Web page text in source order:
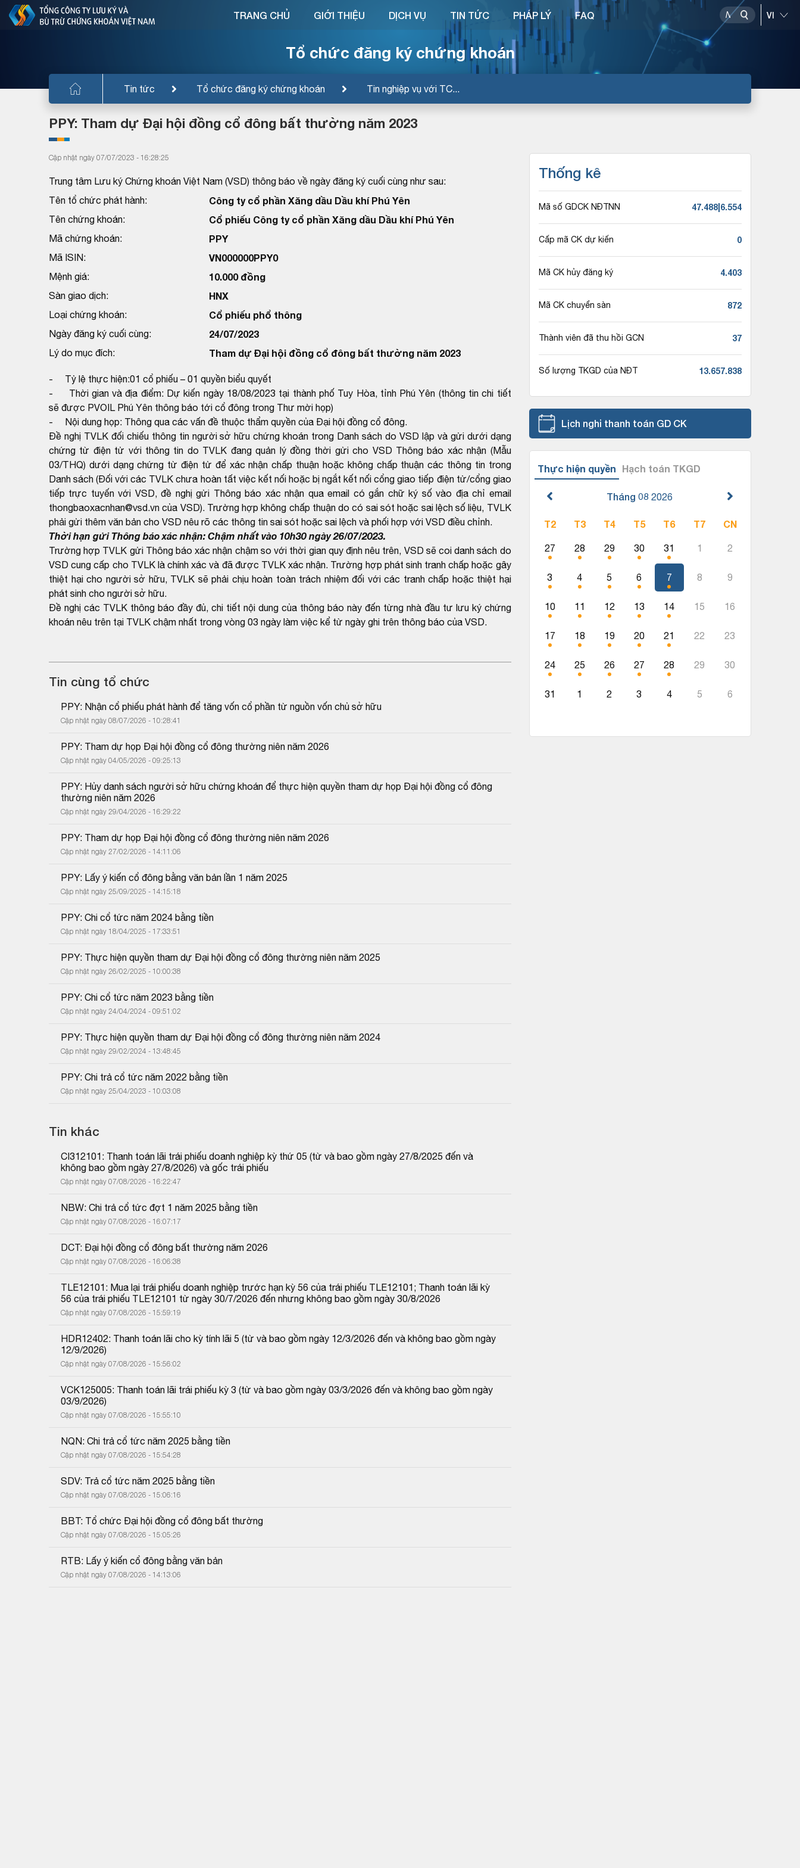
Tổ chức đăng ký chứng khoán
Tin tức Tổ chức đăng ký chứng khoán Tin nghiệp vụ với TC...
TRANG CHỦ GIỚI THIỆU DỊCH VỤ TIN TỨC PHÁP LÝ FAQ
PPY: Tham dự Đại hội đồng cổ đông bất thường năm 2023
Cập nhật ngày 07/07/2023 - 16:28:25
Trung tâm Lưu ký Chứng khoán Việt Nam (VSD) thông báo về ngày đăng ký cuối cùng như sau:
Tên tổ chức phát hành:
Công ty cổ phần Xăng dầu Dầu khí Phú Yên
Tên chứng khoán: Cổ phiếu Công ty cổ phần Xăng dầu Dầu khí Phú Yên
Mã chứng khoán: PPY
Mã ISIN: VN000000PPY0
Mệnh giá: 10.000 đồng
Sàn giao dịch: HNX
Loại chứng khoán: Cổ phiếu phổ thông
Ngày đăng ký cuối cùng: 24/07/2023
Lý do mục đích: Tham dự Đại hội đồng cổ đông bất thường năm 2023
- Tỷ lệ thực hiện:01 cổ phiếu – 01 quyền biểu quyết
- Thời gian và địa điểm: Dự kiến ngày 18/08/2023 tại thành phố Tuy Hòa, tỉnh Phú Yên (thông tin chi tiết
sẽ được PVOIL Phú Yên thông báo tới cổ đông trong Thư mời họp)
- Nội dung họp: Thông qua các vấn đề thuộc thẩm quyền của Đại hội đồng cổ đông.
Đề nghị TVLK đối chiếu thông tin người sở hữu chứng khoán trong Danh sách do VSD lập và gửi dưới dạng
chứng từ điện tử với thông tin do TVLK đang quản lý đồng thời gửi cho VSD Thông báo xác nhận (Mẫu
03/THQ) dưới dạng chứng từ điện tử để xác nhận chấp thuận hoặc không chấp thuận các thông tin trong
Danh sách (Đối với các TVLK chưa hoàn tất việc kết nối hoặc bị ngắt kết nối cổng giao tiếp điện tử/cổng giao
tiếp trực tuyến với VSD, đề nghị gửi Thông báo xác nhận qua email có gắn chữ ký số vào địa chỉ email
thongbaoxacnhan@vsd.vn của VSD). Trường hợp không chấp thuận do có sai sót hoặc sai lệch số liệu, TVLK
phải gửi thêm văn bản cho VSD nêu rõ các thông tin sai sót hoặc sai lệch và phối hợp với VSD điều chỉnh.
Thời hạn gửi Thông báo xác nhận: Chậm nhất vào 10h30 ngày 26/07/2023.
Trường hợp TVLK gửi Thông báo xác nhận chậm so với thời gian quy định nêu trên, VSD sẽ coi danh sách do
VSD cung cấp cho TVLK là chính xác và đã được TVLK xác nhận. Trường hợp phát sinh tranh chấp hoặc gây
thiệt hại cho người sở hữu, TVLK sẽ phải chịu hoàn toàn trách nhiệm đối với các tranh chấp hoặc thiệt hại
phát sinh cho người sở hữu.
Đề nghị các TVLK thông báo đầy đủ, chi tiết nội dung của thông báo này đến từng nhà đầu tư lưu ký chứng
khoán nêu trên tại TVLK chậm nhất trong vòng 03 ngày làm việc kể từ ngày ghi trên thông báo của VSD.
Tin cùng tổ chức
PPY: Nhận cổ phiếu phát hành để tăng vốn cổ phần từ nguồn vốn chủ sở hữu
Cập nhật ngày 08/07/2026 - 10:28:41
PPY: Tham dự họp Đại hội đồng cổ đông thường niên năm 2026
Cập nhật ngày 04/05/2026 - 09:25:13
PPY: Hủy danh sách người sở hữu chứng khoán để thực hiện quyền tham dự họp Đại hội đồng cổ đông
thường niên năm 2026
Cập nhật ngày 29/04/2026 - 16:29:22
PPY: Tham dự họp Đại hội đồng cổ đông thường niên năm 2026
Cập nhật ngày 27/02/2026 - 14:11:06
PPY: Lấy ý kiến cổ đông bằng văn bản lần 1 năm 2025
Cập nhật ngày 25/09/2025 - 14:15:18
PPY: Chi cổ tức năm 2024 bằng tiền
Cập nhật ngày 18/04/2025 - 17:33:51
PPY: Thực hiện quyền tham dự Đại hội đồng cổ đông thường niên năm 2025
Cập nhật ngày 26/02/2025 - 10:00:38
PPY: Chi cổ tức năm 2023 bằng tiền
Cập nhật ngày 24/04/2024 - 09:51:02
PPY: Thực hiện quyền tham dự Đại hội đồng cổ đông thường niên năm 2024
Cập nhật ngày 29/02/2024 - 13:48:45
PPY: Chi trả cổ tức năm 2022 bằng tiền
Cập nhật ngày 25/04/2023 - 10:03:08
Tin khác
CI312101: Thanh toán lãi trái phiếu doanh nghiệp kỳ thứ 05 (từ và bao gồm ngày 27/8/2025 đến và
không bao gồm ngày 27/8/2026) và gốc trái phiếu
Cập nhật ngày 07/08/2026 - 16:22:47
NBW: Chi trả cổ tức đợt 1 năm 2025 bằng tiền
Cập nhật ngày 07/08/2026 - 16:07:17
DCT: Đại hội đồng cổ đông bất thường năm 2026
Cập nhật ngày 07/08/2026 - 16:06:38
TLE12101: Mua lại trái phiếu doanh nghiệp trước hạn kỳ 56 của trái phiếu TLE12101; Thanh toán lãi kỳ
56 của trái phiếu TLE12101 từ ngày 30/7/2026 đến nhưng không bao gồm ngày 30/8/2026
Cập nhật ngày 07/08/2026 - 15:59:19
HDR12402: Thanh toán lãi cho kỳ tính lãi 5 (từ và bao gồm ngày 12/3/2026 đến và không bao gồm ngày
12/9/2026)
Cập nhật ngày 07/08/2026 - 15:56:02
VCK125005: Thanh toán lãi trái phiếu kỳ 3 (từ và bao gồm ngày 03/3/2026 đến và không bao gồm ngày
03/9/2026)
Cập nhật ngày 07/08/2026 - 15:55:10
NQN: Chi trả cổ tức năm 2025 bằng tiền
Cập nhật ngày 07/08/2026 - 15:54:28
SDV: Trả cổ tức năm 2025 bằng tiền
Cập nhật ngày 07/08/2026 - 15:06:16
BBT: Tổ chức Đại hội đồng cổ đông bất thường
Cập nhật ngày 07/08/2026 - 15:05:26
RTB: Lấy ý kiến cổ đông bằng văn bản
Cập nhật ngày 07/08/2026 - 14:13:06
Thống kê
Mã số GDCK NĐTNN 47.488|6.554
Cấp mã CK dự kiến 0
Mã CK hủy đăng ký 4.403
Mã CK chuyển sàn 872
Thành viên đã thu hồi GCN 37
Số lượng TKGD của NĐT 13.657.838
Lịch nghỉ thanh toán GD CK
Thực hiện quyền Hạch toán TKGD
Tháng 08 2026
T2 T3 T4 T5 T6 T7 CN
27 28 29 30 31 1 2
3 4 5 6 7 8 9
10 11 12 13 14 15 16
17 18 19 20 21 22 23
24 25 26 27 28 29 30
31 1 2 3 4 5 6